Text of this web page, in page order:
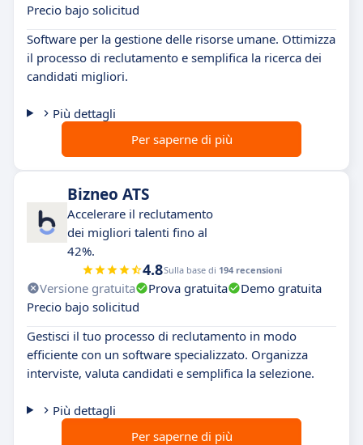
Precio bajo solicitud
Software per la gestione delle risorse umane. Ottimizza
il processo di reclutamento e semplifica la ricerca dei
candidati migliori.
Più dettagli
Per saperne di più
Bizneo ATS
Accelerare il reclutamento
dei migliori talenti fino al
42%.
4.8Sulla base di 194 recensioni
Versione gratuita Prova gratuita
Demo gratuita
Precio bajo solicitud
Gestisci il tuo processo di reclutamento in modo
efficiente con un software specializzato. Organizza
interviste, valuta candidati e semplifica la selezione.
Più dettagli
Per saperne di più